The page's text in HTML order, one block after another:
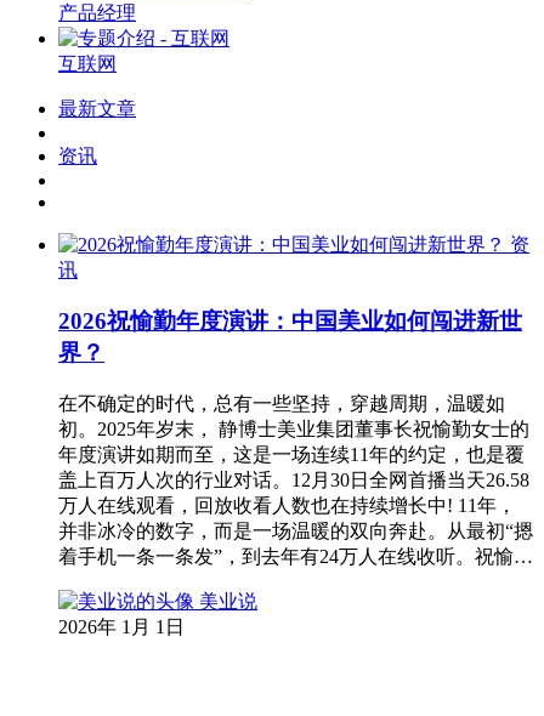
产品经理
互联网
最新文章
资讯
资
讯
2026祝愉勤年度演讲：中国美业如何闯进新世
界？
在不确定的时代，总有一些坚持，穿越周期，温暖如
初。2025年岁末， 静博士美业集团董事长祝愉勤女士的
年度演讲如期而至，这是一场连续11年的约定，也是覆
盖上百万人次的行业对话。12月30日全网首播当天26.58
万人在线观看，回放收看人数也在持续增长中! 11年，
并非冰冷的数字，而是一场温暖的双向奔赴。从最初“摁
着手机一条一条发”，到去年有24万人在线收听。祝愉…
美业说
2026年 1月 1日